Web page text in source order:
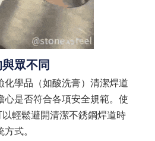
與眾不同
化學品（如酸洗膏）清潔焊道
心是否符合各項安全規範。使
輕鬆避開清潔不銹鋼焊道時
式。